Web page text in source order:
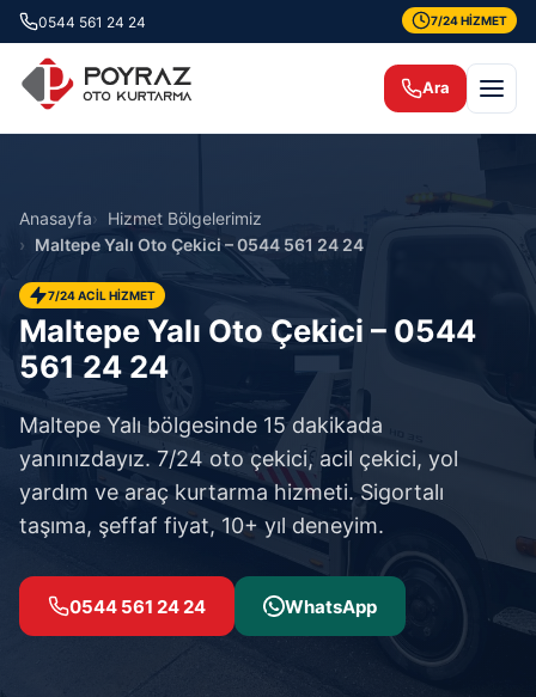
0544 561 24 24 7/24 HİZMET
Ara
Anasayfa
Hizmet Bölgelerimiz
Maltepe Yalı Oto Çekici – 0544 561 24 24
7/24 ACİL HİZMET
Maltepe Yalı Oto Çekici – 0544
561 24 24
Maltepe Yalı bölgesinde 15 dakikada
yanınızdayız. 7/24 oto çekici, acil çekici, yol
yardım ve araç kurtarma hizmeti. Sigortalı
taşıma, şeffaf fiyat, 10+ yıl deneyim.
0544 561 24 24 WhatsApp